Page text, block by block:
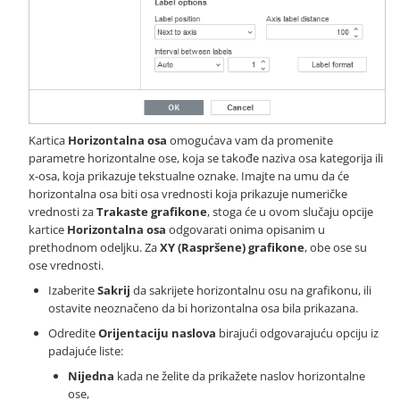
Kartica Horizontalna osa omogućava vam da promenite
parametre horizontalne ose, koja se takođe naziva osa kategorija ili
x-osa, koja prikazuje tekstualne oznake. Imajte na umu da će
horizontalna osa biti osa vrednosti koja prikazuje numeričke
vrednosti zaTrakaste grafikone, stoga će u ovom slučaju opcije
kartice Horizontalna osa odgovarati onima opisanim u
prethodnom odeljku. ZaXY (Raspršene) grafikone, obe ose su
ose vrednosti.
IzaberiteSakrij da sakrijete horizontalnu osu na grafikonu, ili
ostavite neoznačeno da bi horizontalna osa bila prikazana.
OdrediteOrijentaciju naslova birajući odgovarajuću opciju iz
padajuće liste:
Nijedna kada ne želite da prikažete naslov horizontalne
ose,